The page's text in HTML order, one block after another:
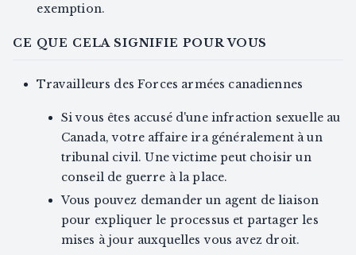
exemption.
CE QUE CELA SIGNIFIE POUR VOUS
Travailleurs des Forces armées canadiennes
Si vous êtes accusé d'une infraction sexuelle au
Canada, votre affaire ira généralement à un
tribunal civil. Une victime peut choisir un
conseil de guerre à la place.
Vous pouvez demander un agent de liaison
pour expliquer le processus et partager les
mises à jour auxquelles vous avez droit.